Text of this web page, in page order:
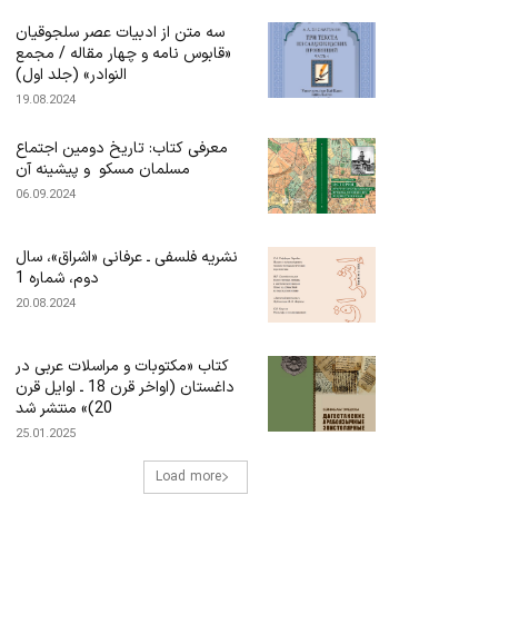
سه متن از ادبیات عصر سلجوقیان
«قابوس نامه و چهار مقاله / مجمع
النوادر» (جلد اول)
19.08.2024
معرفی کتاب: تاریخ دومین اجتماع
مسلمان مسکو و پیشینه آن
06.09.2024
نشریه فلسفی ـ عرفانی «اشراق»، سال
دوم، شماره 1
20.08.2024
کتاب «مکتوبات و مراسلات عربی در
داغستان (اواخر قرن 18 ـ اوایل قرن
20)» منتشر شد
25.01.2025
Load more